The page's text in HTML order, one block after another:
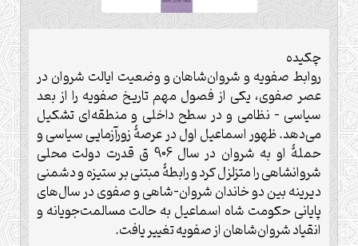
چکیده
روابط صفویه و شروان‌شاهان و وضعیت ایالت شروان در
عصر صفوی، یکی از فصول مهم تاریخ صفویه را از بعد
سیاسی – نظامی و در سطح داخلی و منطقه‌ای تشکیل
می‌دهد. ظهور اسماعیل اول در عرصۀ زورآزمایی سیاسی و
حملۀ او به شروان در سال 906 ق قدرت دولت محلی
شروانشاهی را متزلزل کرد و رابطۀ مبتنی بر ستیزه و دشمنی
دیرینه بین دو خاندان شروان-شاهی و صفوی در سال‌های
پایانی حکومت شاه اسماعیل به حالت مسالمت‌جویانه و
انقیاد شروان‌شاهان از صفویه تغییر یافت.